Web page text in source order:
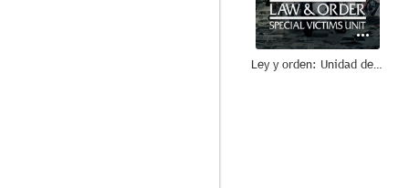
Ley y orden: Unidad de Víctimas Especiales